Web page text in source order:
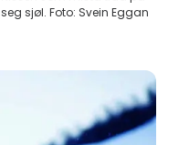
seg sjøl. Foto: Svein Eggan